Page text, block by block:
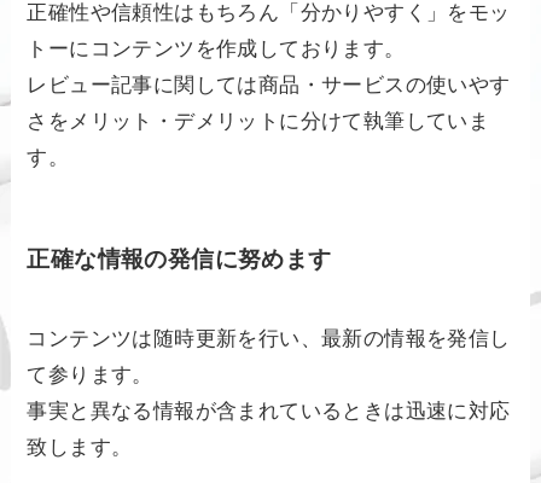
正確性や信頼性はもちろん「分かりやすく」をモッ
トーにコンテンツを作成しております。
レビュー記事に関しては商品・サービスの使いやす
さをメリット・デメリットに分けて執筆していま
す。
正確な情報の発信に努めます
コンテンツは随時更新を行い、最新の情報を発信し
て参ります。
事実と異なる情報が含まれているときは迅速に対応
致します。